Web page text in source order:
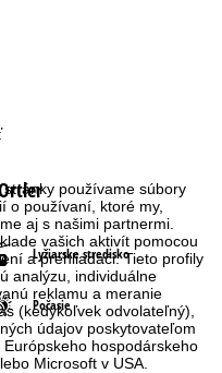
používame súbory
o používaní, ktoré my,
aj s našimi partnermi.
vašich aktivít pomocou
a prehliadači. Tieto profily
analýzu, individuálne
reklamu a meranie
(kedykoľvek odvolateľný),
údajov poskytovateľom
hospodárskeho
Microsoft v USA.
Lyžiarske stredisko
Počasie